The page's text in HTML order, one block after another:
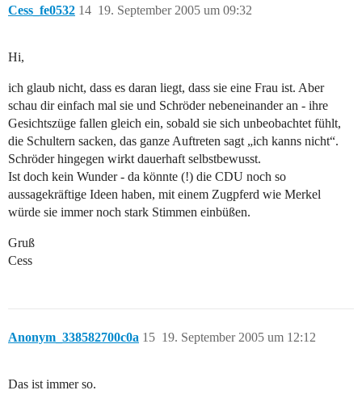
Cess_fe0532 19. September 2005 um 09:32
14
Hi,
ich glaub nicht, dass es daran liegt, dass sie eine Frau ist. Aber
schau dir einfach mal sie und Schröder nebeneinander an - ihre
Gesichtszüge fallen gleich ein, sobald sie sich unbeobachtet fühlt,
die Schultern sacken, das ganze Auftreten sagt „ich kanns nicht“.
Schröder hingegen wirkt dauerhaft selbstbewusst.
Ist doch kein Wunder - da könnte (!) die CDU noch so
aussagekräftige Ideen haben, mit einem Zugpferd wie Merkel
würde sie immer noch stark Stimmen einbüßen.
Gruß
Cess
Anonym_338582700c0a 19. September 2005 um 12:12
15
Das ist immer so.